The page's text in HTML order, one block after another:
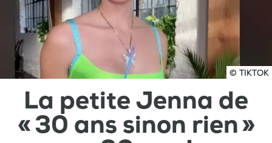
© TIKTOK
La petite Jenna de
« 30 ans sinon rien »